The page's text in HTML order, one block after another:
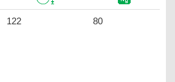
122 80